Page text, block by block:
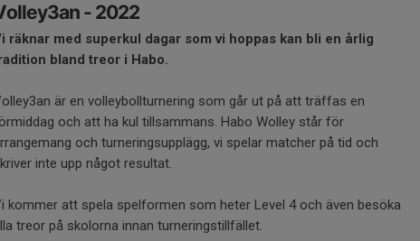
- 2022
räknar med superkul dagar som vi hoppas kan bli en årlig
bland treor i Habo.
är en volleybollturnering som går ut på att träffas en
och att ha kul tillsammans. Habo Wolley står för
och turneringsupplägg, vi spelar matcher på tid och
inte upp något resultat.
kommer att spela spelformen som heter Level 4 och även besöka
treor på skolorna innan turneringstillfället.